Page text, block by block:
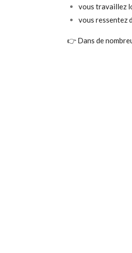
vous travaillez
vous ressentez
👉 Dans de